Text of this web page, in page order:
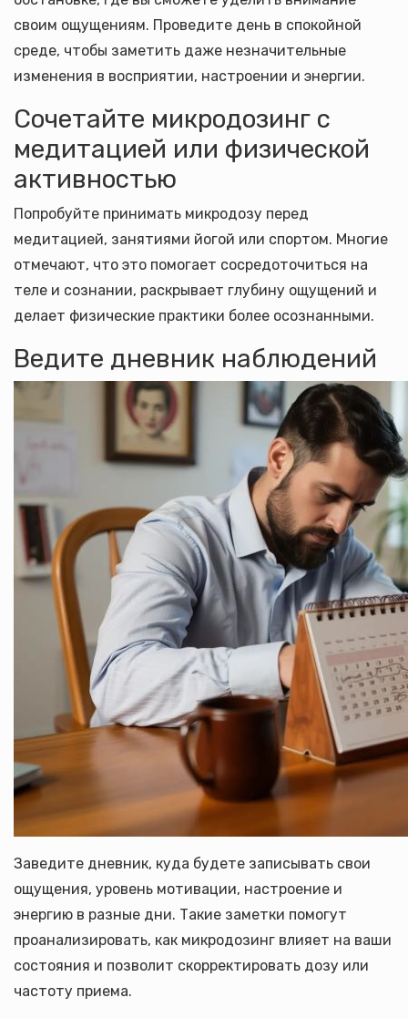
своим ощущениям. Проведите день в спокойной
среде, чтобы заметить даже незначительные
изменения в восприятии, настроении и энергии.
Сочетайте микродозинг с
медитацией или физической
активностью
Попробуйте принимать микродозу перед
медитацией, занятиями йогой или спортом. Многие
отмечают, что это помогает сосредоточиться на
теле и сознании, раскрывает глубину ощущений и
делает физические практики более осознанными.
Ведите дневник наблюдений
Заведите дневник, куда будете записывать свои
ощущения, уровень мотивации, настроение и
энергию в разные дни. Такие заметки помогут
проанализировать, как микродозинг влияет на ваши
состояния и позволит скорректировать дозу или
частоту приема.